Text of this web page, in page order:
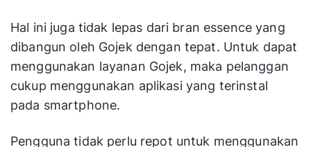
Hal ini juga tidak lepas dari bran essence yang
dibangun oleh Gojek dengan tepat. Untuk dapat
menggunakan layanan Gojek, maka pelanggan
cukup menggunakan aplikasi yang terinstal
pada smartphone.
Pengguna tidak perlu repot untuk menggunakan